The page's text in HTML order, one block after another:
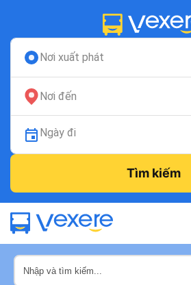
Nơi xuất phát
Nơi đến
Ngày đi
Tìm kiếm